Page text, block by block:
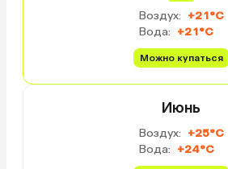
Воздух: +21°C
Вода: +21°C
Можно купаться
Июнь
Воздух: +25°C
Вода: +24°C